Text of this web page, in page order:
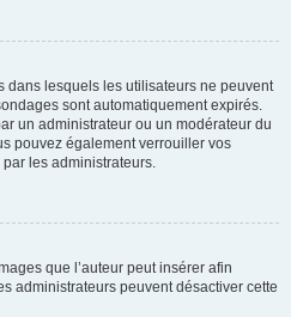
dans lesquels les utilisateurs ne peuvent
sont automatiquement expirés.
un administrateur ou un modérateur du
pouvez également verrouiller vos
les administrateurs.
que l’auteur peut insérer afin
administrateurs peuvent désactiver cette